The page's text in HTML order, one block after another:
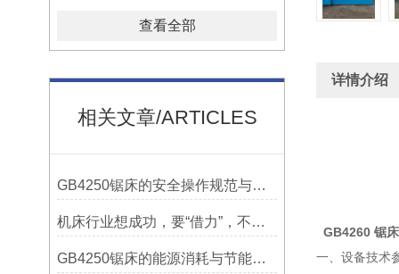
查看全部
相关文章/ARTICLES
GB4250锯床的安全操作规范与注意事项
机床行业想成功，要“借力”，不要“尽力”！
GB4250锯床的能源消耗与节能措施
详情介绍
GB4260 锯床
一、设备技术